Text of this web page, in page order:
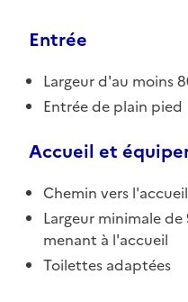
Entrée
Largeur d'au moins
Entrée de plain pied
Accueil et
Chemin vers
Largeur minimale
menant à l'accueil
Toilettes adaptées